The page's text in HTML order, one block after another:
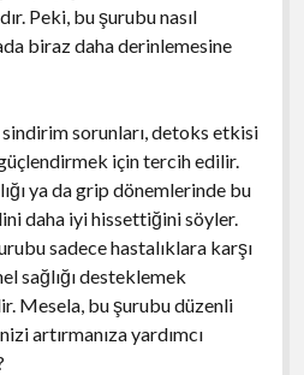
Peki, bu şurubu nasıl
biraz daha derinlemesine
sorunları, detoks etkisi
için tercih edilir.
ya da grip dönemlerinde bu
daha iyi hissettiğini söyler.
sadece hastalıklara karşı
sağlığı desteklemek
Mesela, bu şurubu düzenli
artırmanıza yardımcı